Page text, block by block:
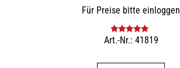
Für Preise bitte einloggen
Bewertet mit
Art.-Nr.: 41819